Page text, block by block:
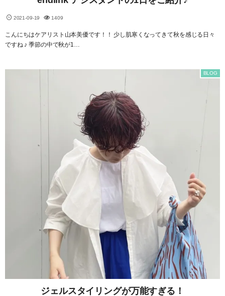
2021-09-19 1409
こんにちはケアリスト山本美優です！！ 少し肌寒くなってきて秋を感じる日々
ですね ♪ 季節の中で秋が1…
ジェルスタイリングが万能すぎる！
BLOG